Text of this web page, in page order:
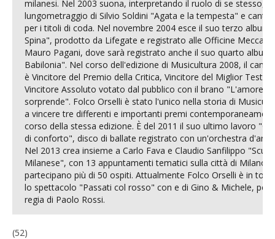
milanesi. Nel 2003 suona, interpretando il ruolo di se stesso,
lungometraggio di Silvio Soldini "Agata e la tempesta" e
per i titoli di coda. Nel novembre 2004 esce il suo terzo album
Spina", prodotto da Lifegate e registrato alle Officine
Mauro Pagani, dove sarà registrato anche il suo quarto
Babilonia". Nel corso dell'edizione di Musicultura 2008, il
è Vincitore del Premio della Critica, Vincitore del Miglior Testo
Vincitore Assoluto votato dal pubblico con il brano "L'amore ci
sorprende". Folco Orselli è stato l'unico nella storia di
a vincere tre differenti e importanti premi
corso della stessa edizione. È del 2011 il suo ultimo lavoro
di conforto", disco di ballate registrato con un'orchestra
Nel 2013 crea insieme a Carlo Fava e Claudio Sanfilippo
Milanese", con 13 appuntamenti tematici sulla città di Milano,
partecipano più di 50 ospiti. Attualmente Folco Orselli è in
lo spettacolo "Passati col rosso" con e di Gino & Michele, per
regia di Paolo Rossi.
(52)